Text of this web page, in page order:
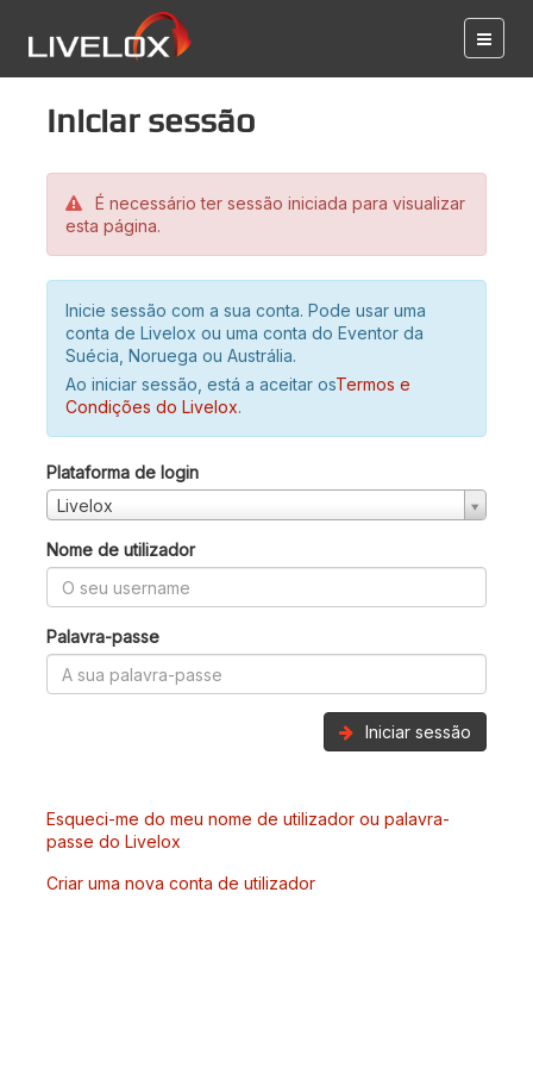
Iniciar sessão
É necessário ter sessão iniciada para visualizar
esta página.
Inicie sessão com a sua conta. Pode usar uma
conta de Livelox ou uma conta do Eventor da
Suécia, Noruega ou Austrália.
Ao iniciar sessão, está a aceitar osTermos e
Condições do Livelox.
Plataforma de login
Livelox
Nome de utilizador
Palavra-passe
Iniciar sessão
Esqueci-me do meu nome de utilizador ou palavra-
passe do Livelox
Criar uma nova conta de utilizador